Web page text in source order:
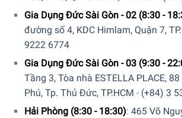
Hàng đúng nguồn gốc, chính hãng,
EU.
5/5 - (6 bình chọn)
Gia Dụng Đức Sài Gòn - 02 (8:30 -
đường số 4, KDC Himlam, Quận 7,
9222 6774
Gia Dụng Đức Sài Gòn - 03 (9:30 -
Tầng 3, Tòa nhà ESTELLA PLACE, 88
Phú, Tp. Thủ Đức, TP.HCM - (+84) 3
Hải Phòng (8:30 - 18:30): 465 Võ